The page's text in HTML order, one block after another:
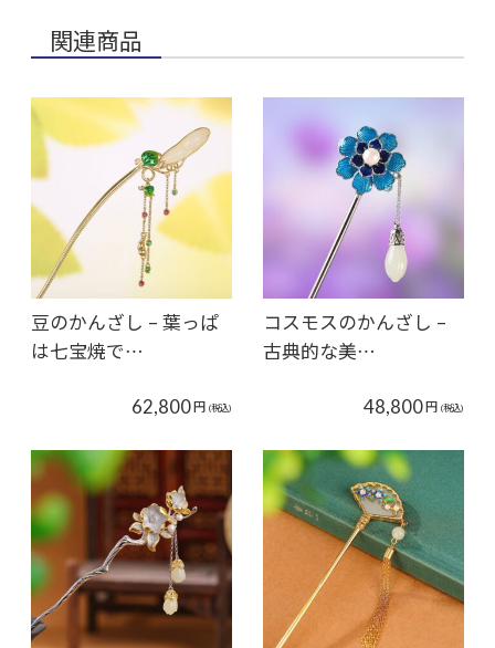
関連商品
豆のかんざし – 葉っぱ
は七宝焼で…
62,800円 (税込)
コスモスのかんざし –
古典的な美…
48,800円 (税込)